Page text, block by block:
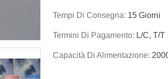
Tempi Di Consegna: 15 Giorni
Termini Di Pagamento: L/C, T/T
Capacità Di Alimentazione: